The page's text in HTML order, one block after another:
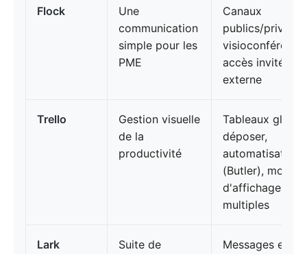
Flock
Une
communication
simple pour les
PME
Canaux
publics/privés,
accès invité
externe
Trello
Gestion visuelle
de la
productivité
Tableaux
déposer,
automatisation
(Butler), modes
d'affichage
multiples
Lark
Suite de
Messages en